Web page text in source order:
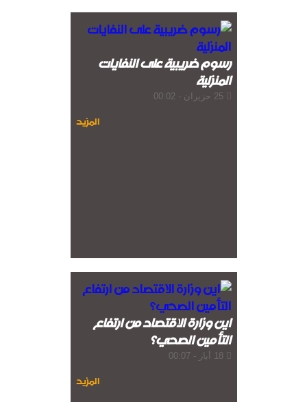
زيلينسكي: أوكرانيا تقترب من بناء
درعها الصاروخية
ترامب: الحرب مع إيران ستنتهي قريباً
الشيباني: زعزعة الأمن لن تعرقل بناء
رسوم ضريبية على النفايات
المنزلية
المزيد
اين وزارة الاقتصاد من ارتفاع
التأمين الصحي؟
المزيد